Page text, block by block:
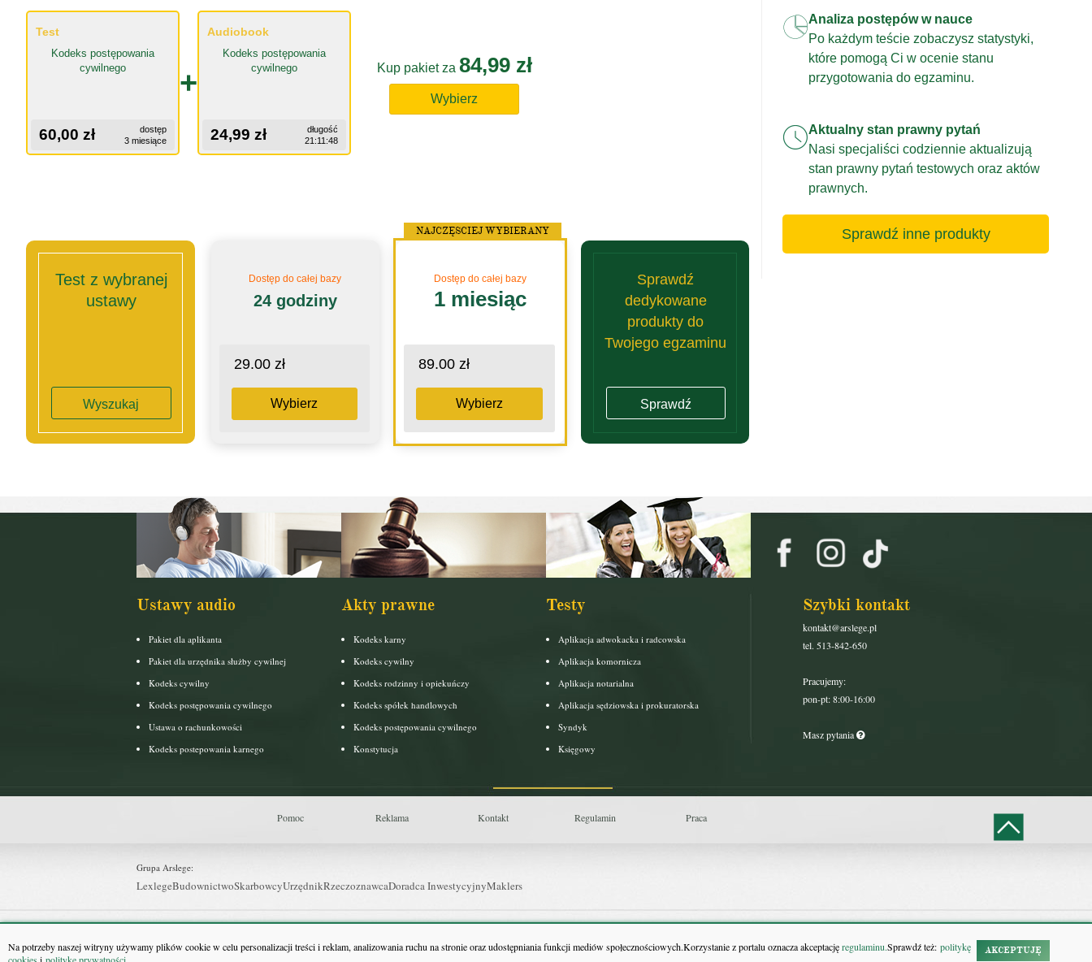
Na potrzeby naszej witryny używamy plików cookie w celu personalizacji treści i reklam, analizowania ruchu na stronie oraz udostępniania funkcji mediów społecznościowych.Korzystanie z portalu oznacza akceptacjęregulaminu.Sprawdź też: politykę
AKCEPTUJĘ
Test
Kodeks postępowania
cywilnego
60,00 zł
dostęp
3 miesiące
+
Audiobook
Kodeks postępowania
cywilnego
24,99 zł
długość
21:11:48
Kup pakiet za 84,99 zł
Wybierz
Test z wybranej
ustawy
Wyszukaj
Dostęp do całej bazy
24 godziny
29.00 zł
Wybierz
Dostęp do całej bazy
1 miesiąc
89.00 zł
Wybierz
NAJCZĘSCIEJ WYBIERANY
Sprawdź
dedykowane
produkty do
Twojego egzaminu
Sprawdź
Analiza postępów w nauce
Po każdym teście zobaczysz statystyki,
które pomogą Ci w ocenie stanu
przygotowania do egzaminu.
Aktualny stan prawny pytań
Nasi specjaliści codziennie aktualizują
stan prawny pytań testowych oraz aktów
prawnych.
Sprawdź inne produkty
Ustawy audio
Pakiet dla aplikanta
Pakiet dla urzędnika służby cywilnej
Kodeks cywilny
Kodeks postępowania cywilnego
Ustawa o rachunkowości
Kodeks postepowania karnego
Akty prawne
Kodeks karny
Kodeks cywilny
Kodeks rodzinny i opiekuńczy
Kodeks spółek handlowych
Kodeks postępowania cywilnego
Konstytucja
Testy
Aplikacja adwokacka i radcowska
Aplikacja komornicza
Aplikacja notarialna
Aplikacja sędziowska i prokuratorska
Syndyk
Księgowy
Szybki kontakt
kontakt@arslege.pl
tel. 513-842-650
Pracujemy:
pon-pt: 8:00-16:00
Masz pytania
Pomoc Reklama Kontakt Regulamin Praca
Grupa Arslege:
LexlegeBudownictwoSkarbowcyUrzędnikRzeczoznawcaDoradca InwestycyjnyMaklers
Grupa Bonnier:
Puls BiznesuBankierPuls MedycynyMonitor FirmPuls FarmacjiPit.pl